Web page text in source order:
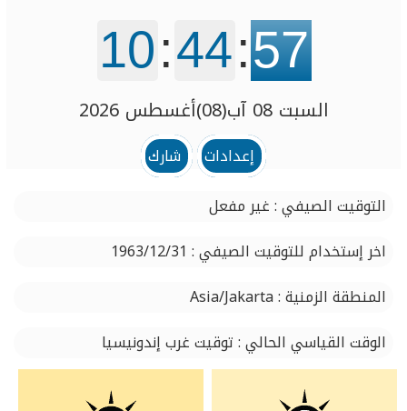
10:44:57
السبت 08 آب(08)أغسطس 2026
إعدادات
شارك
التوقيت الصيفي : غير مفعل
اخر إستخدام للتوقيت الصيفي : 1963/12/31
المنطقة الزمنية : Asia/Jakarta
الوقت القياسي الحالي : توقيت غرب إندونيسيا